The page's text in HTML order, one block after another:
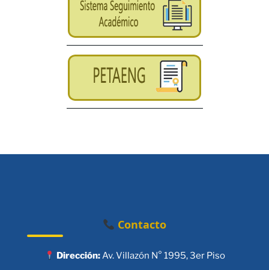
Contacto
Dirección:Av. Villazón N° 1995, 3er Piso